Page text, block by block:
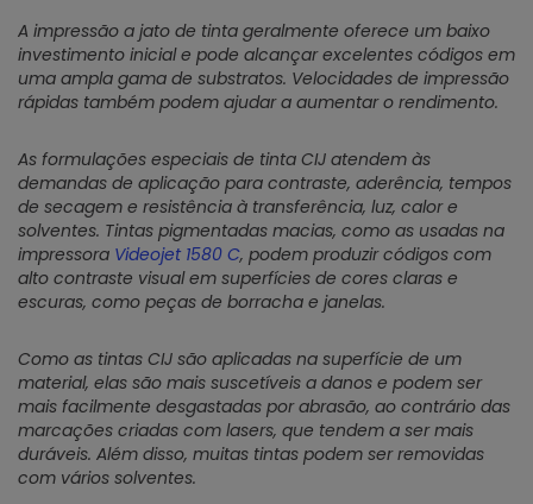
A impressão a jato de tinta geralmente oferece um baixo
investimento inicial e pode alcançar excelentes códigos em
uma ampla gama de substratos. Velocidades de impressão
rápidas também podem ajudar a aumentar o rendimento.
As formulações especiais de tinta CIJ atendem às
demandas de aplicação para contraste, aderência, tempos
de secagem e resistência à transferência, luz, calor e
solventes. Tintas pigmentadas macias, como as usadas na
impressora Videojet 1580 C, podem produzir códigos com
alto contraste visual em superfícies de cores claras e
escuras, como peças de borracha e janelas.
Como as tintas CIJ são aplicadas na superfície de um
material, elas são mais suscetíveis a danos e podem ser
mais facilmente desgastadas por abrasão, ao contrário das
marcações criadas com lasers, que tendem a ser mais
duráveis. Além disso, muitas tintas podem ser removidas
com vários solventes.